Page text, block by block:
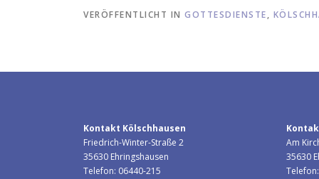
VERÖFFENTLICHT IN GOTTESDIENSTE,
Kontakt Kölschhausen
Friedrich-Winter-Straße 2
35630 Ehringshausen
Telefon: 06440-215
Am
35630